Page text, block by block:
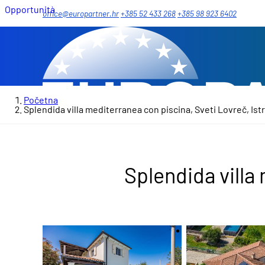
office@europartner.hr+385 52 433 268+385 98 923 6402
Početna
Splendida villa mediterranea con piscina, Sveti Lovreč,
Splendida villa
Opportunità